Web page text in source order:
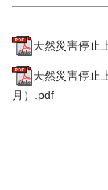
天然災害停止
天然災害停止
月）.pdf